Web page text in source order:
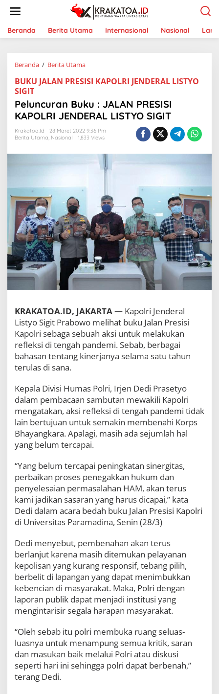
t
Beranda Berita Utama Internasional Nasional
Beranda / Berita Utama
l
c
u
a
B
:
L
A
N
P
R
E
S
I
A
P
L
R
I
D
E
R
A
L
L
I
Y
O
S
I
G
I
T
BUKU JALAN PRESISI KAPOLRI JENDERAL LISTYO
SIGIT
Peluncuran Buku : JALAN PRESISI
KAPOLRI JENDERAL LISTYO SIGIT
Krakatoa.id
28 Maret 2022 9:36 Pm
Berita Utama, Nasional 1,833 Views
KRAKATOA.ID, JAKARTA — Kapolri Jenderal
Listyo Sigit Prabowo melihat buku Jalan Presisi
Kapolri sebaga sebuah aksi untuk melakukan
refleksi di tengah pandemi. Sebab, berbagai
bahasan tentang kinerjanya selama satu tahun
terulas di sana.
Kepala Divisi Humas Polri, Irjen Dedi Prasetyo
dalam pembacaan sambutan mewakili Kapolri
mengatakan, aksi refleksi di tengah pandemi tidak
lain bertujuan untuk semakin membenahi Korps
Bhayangkara. Apalagi, masih ada sejumlah hal
yang belum tercapai.
“Yang belum tercapai peningkatan sinergitas,
perbaikan proses penegakkan hukum dan
penyelesaian permasalahan HAM, akan terus
kami jadikan sasaran yang harus dicapai,” kata
Dedi dalam acara bedah buku Jalan Presisi Kapolri
di Universitas Paramadina, Senin (28/3)
Dedi menyebut, pembenahan akan terus
berlanjut karena masih ditemukan pelayanan
kepolisan yang kurang responsif, tebang pilih,
berbelit di lapangan yang dapat menimbukkan
kebencian di masyarakat. Maka, Polri dengan
laporan publik dapat menjadi institusi yang
mengintarisir segala harapan masyarakat.
“Oleh sebab itu polri membuka ruang seluas-
luasnya untuk menampung semua kritik, saran
dan masukan baik melalui Polri atau diskusi
seperti hari ini sehingga polri dapat berbenah,”
terang Dedi.